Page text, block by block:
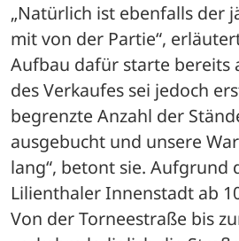
„Natürlich ist ebenfalls der
mit von der Partie“,
Aufbau dafür starte bereits
des Verkaufes sei jedoch
begrenzte Anzahl der
ausgebucht und unsere
lang“, betont sie. Aufgrund
Lilienthaler Innenstadt ab
Von der Torneestraße bis